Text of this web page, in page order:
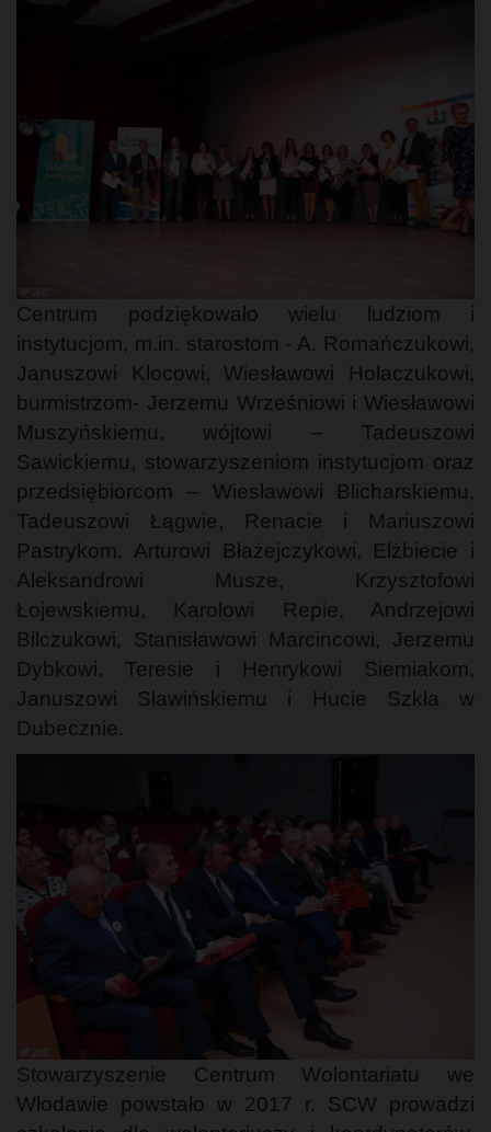
Centrum podziękowało wielu ludziom i
instytucjom, m.in. starostom - A. Romańczukowi,
Januszowi Klocowi, Wiesławowi Holaczukowi,
burmistrzom- Jerzemu Wrześniowi i Wiesławowi
Muszyńskiemu, wójtowi – Tadeuszowi
Sawickiemu, stowarzyszeniom instytucjom oraz
przedsiębiorcom – Wiesławowi Blicharskiemu,
Tadeuszowi Łągwie, Renacie i Mariuszowi
Pastrykom, Arturowi Błażejczykowi, Elżbiecie i
Aleksandrowi Musze, Krzysztofowi
Łojewskiemu, Karolowi Repie, Andrzejowi
Bilczukowi, Stanisławowi Marcincowi, Jerzemu
Dybkowi, Teresie i Henrykowi Siemiakom,
Januszowi Sławińskiemu i Hucie Szkła w
Dubecznie.
Stowarzyszenie Centrum Wolontariatu we
Włodawie powstało w 2017 r. SCW prowadzi